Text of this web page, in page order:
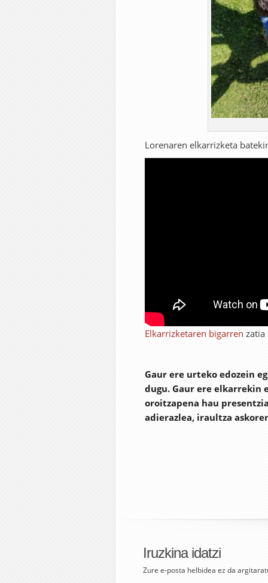
Lorenaren elkarrizketa
Elkarrizketaren bigarren zatia
Gaur ere urteko edozein
dugu. Gaur ere elkarrekin
oroitzapena hau
adierazlea, iraultza
Iruzkina idatzi
Zure e-posta helbidea ez da